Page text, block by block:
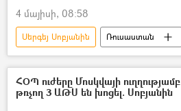
4 մայիսի, 08:58
Սերգեյ Սոբյանին Ռուսաստան
շենք
ՀՕՊ ուժերը Մոսկվայի ուղղությամբ
թռչող 3 ԱԹՍ են խոցել. Սոբյանին